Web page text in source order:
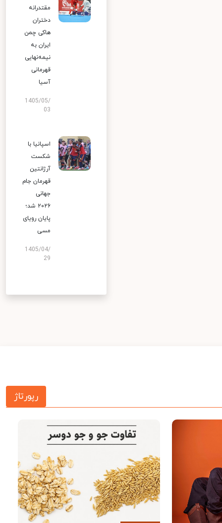
مقتدرانه
دختران
هاکی چمن
ایران به
نیمه‌نهایی
قهرمانی
آسیا
1405/05/
03
اسپانیا با
شکست
آرژانتین
قهرمان جام
جهانی
۲۰۲۶ شد؛
پایان رویای
مسی
1405/04/
29
رپورتاژ